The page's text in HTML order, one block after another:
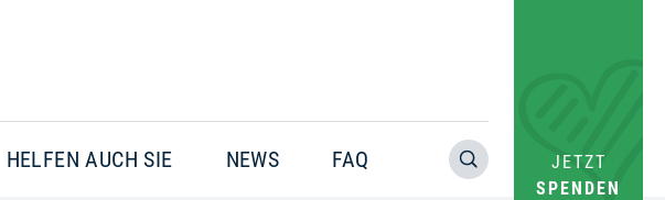
HELFEN AUCH SIE NEWS FAQ
JETZT
SPENDEN